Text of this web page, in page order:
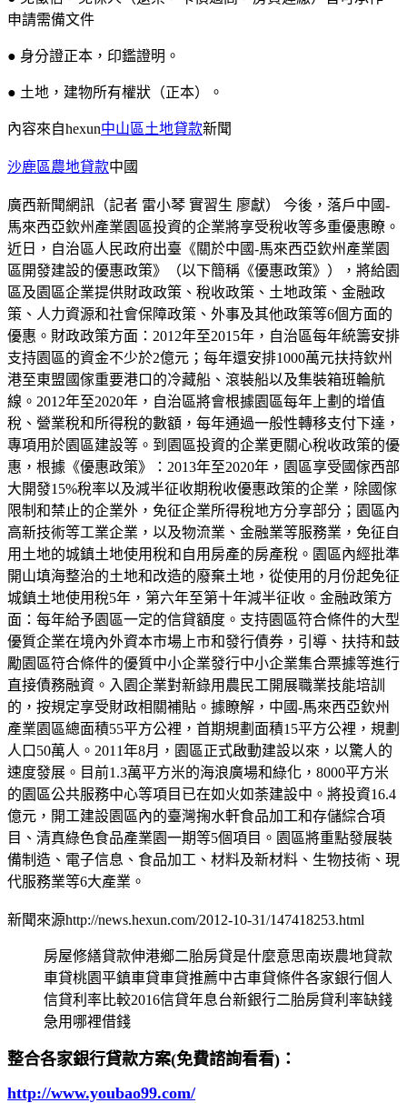
申請需備文件
● 身分證正本，印鑑證明。
● 土地，建物所有權狀（正本）。
內容來自hexun中山區土地貸款新聞
沙鹿區農地貸款中國
廣西新聞網訊（記者 雷小琴 實習生 廖獻） 今後，落戶中國-
馬來西亞欽州產業園區投資的企業將享受稅收等多重優惠瞭。
近日，自治區人民政府出臺《關於中國-馬來西亞欽州產業園
區開發建設的優惠政策》（以下簡稱《優惠政策》），將給園
區及園區企業提供財政政策、稅收政策、土地政策、金融政
策、人力資源和社會保障政策、外事及其他政策等6個方面的
優惠。財政政策方面：2012年至2015年，自治區每年統籌安排
支持園區的資金不少於2億元；每年還安排1000萬元扶持欽州
港至東盟國傢重要港口的冷藏船、滾裝船以及集裝箱班輪航
線。2012年至2020年，自治區將會根據園區每年上劃的增值
稅、營業稅和所得稅的數額，每年通過一般性轉移支付下達，
專項用於園區建設等。到園區投資的企業更關心稅收政策的優
惠，根據《優惠政策》：2013年至2020年，園區享受國傢西部
大開發15%稅率以及減半征收期稅收優惠政策的企業，除國傢
限制和禁止的企業外，免征企業所得稅地方分享部分；園區內
高新技術等工業企業，以及物流業、金融業等服務業，免征自
用土地的城鎮土地使用稅和自用房產的房產稅。園區內經批準
開山填海整治的土地和改造的廢棄土地，從使用的月份起免征
城鎮土地使用稅5年，第六年至第十年減半征收。金融政策方
面：每年給予園區一定的信貸額度。支持園區符合條件的大型
優質企業在境內外資本市場上市和發行債券，引導、扶持和鼓
勵園區符合條件的優質中小企業發行中小企業集合票據等進行
直接債務融資。入園企業對新錄用農民工開展職業技能培訓
的，按規定享受財政相關補貼。據瞭解，中國-馬來西亞欽州
產業園區總面積55平方公裡，首期規劃面積15平方公裡，規劃
人口50萬人。2011年8月，園區正式啟動建設以來，以驚人的
速度發展。目前1.3萬平方米的海浪廣場和綠化，8000平方米
的園區公共服務中心等項目已在如火如荼建設中。將投資16.4
億元，開工建設園區內的臺灣掬水軒食品加工和存儲綜合項
目、清真綠色食品產業園一期等5個項目。園區將重點發展裝
備制造、電子信息、食品加工、材料及新材料、生物技術、現
代服務業等6大產業。
新聞來源http://news.hexun.com/2012-10-31/147418253.html
房屋修繕貸款伸港鄉二胎房貸是什麼意思南崁農地貸款
車貸桃園平鎮車貸車貸推薦中古車貸條件各家銀行個人
信貸利率比較2016信貸年息台新銀行二胎房貸利率缺錢
急用哪裡借錢
整合各家銀行貸款方案(免費諮詢看看)：
http://www.youbao99.com/